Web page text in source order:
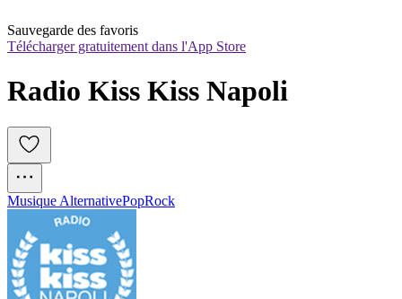
Sauvegarde des favoris
Télécharger gratuitement dans l'App Store
Radio Kiss Kiss Napoli
Musique AlternativePopRock